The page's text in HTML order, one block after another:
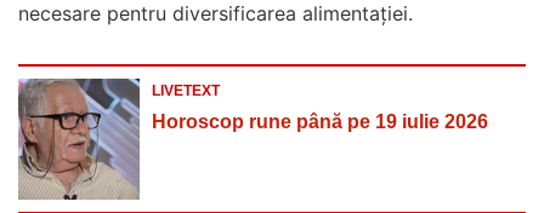
necesare pentru diversificarea alimentației.
LIVETEXT
Horoscop rune până pe 19 iulie 2026